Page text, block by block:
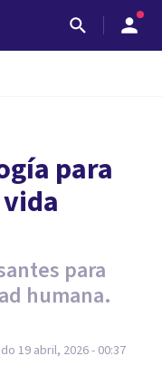
para
para
humana.
19 abril, 2026 - 00:37